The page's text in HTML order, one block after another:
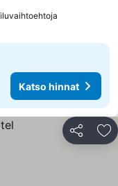
Katso hinnat
Jaa